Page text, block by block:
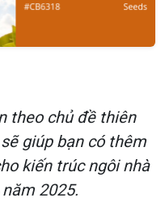
theo chủ đề thiên
giúp bạn có thêm
kiến trúc ngôi nhà
2025.